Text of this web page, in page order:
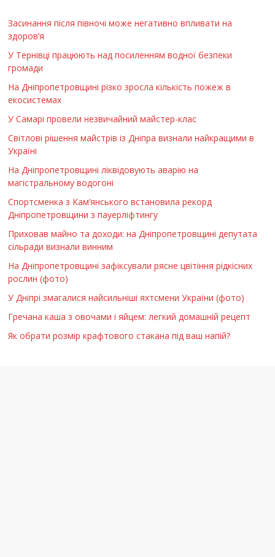
Засинання після півночі може негативно впливати на
здоров’я
У Тернівці працюють над посиленням водної безпеки
громади
На Дніпропетровщині різко зросла кількість пожеж в
екосистемах
У Самарі провели незвичайний майстер-клас
Світлові рішення майстрів із Дніпра визнали найкращими в
Україні
На Дніпропетровщині ліквідовують аварію на
магістральному водогоні
Спортсменка з Кам’янського встановила рекорд
Дніпропетровщини з пауерліфтингу
Приховав майно та доходи: на Дніпропетровщині депутата
сільради визнали винним
На Дніпропетровщині зафіксували рясне цвітіння рідкісних
рослин (фото)
У Дніпрі змагалися найсильніші яхтсмени України (фото)
Гречана каша з овочами і яйцем: легкий домашній рецепт
Як обрати розмір крафтового стакана під ваш напій?